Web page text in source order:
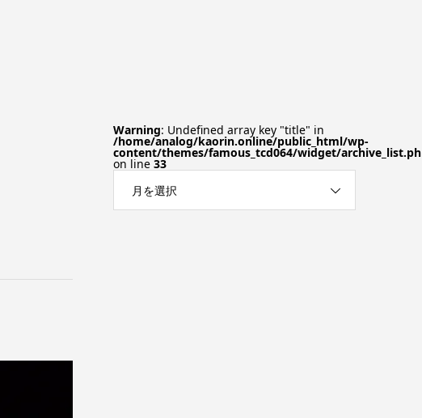
Warning: Undefined array key "title" in
/home/analog/kaorin.online/public_html/wp-
content/themes/famous_tcd064/widget/
on line 33
月を選択